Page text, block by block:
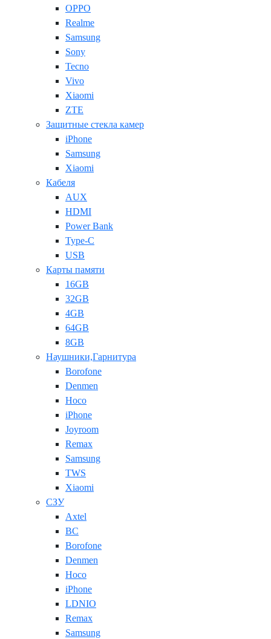
OPPO
Realme
Samsung
Sony
Tecno
Vivo
Xiaomi
ZTE
Защитные стекла камер
iPhone
Samsung
Xiaomi
Кабеля
AUX
HDMI
Power Bank
Type-C
USB
Карты памяти
16GB
32GB
4GB
64GB
8GB
Наушники,Гарнитура
Borofone
Denmen
Hoco
iPhone
Joyroom
Remax
Samsung
TWS
Xiaomi
СЗУ
Axtel
BC
Borofone
Denmen
Hoco
iPhone
LDNIO
Remax
Samsung